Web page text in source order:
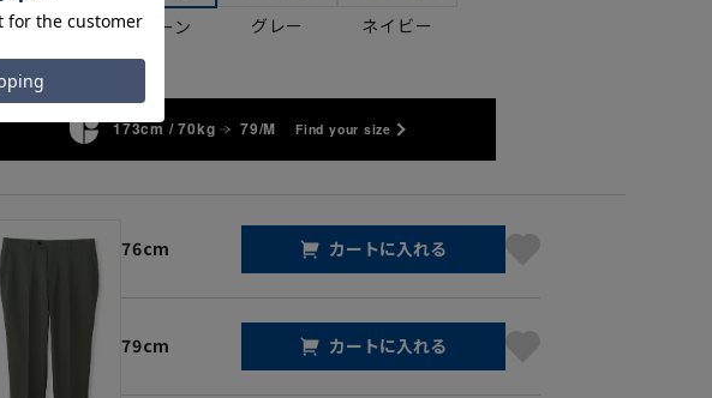
ブラック グリーン グレー ネイビー
173cm / 70kg 79/M Find your size
76cm カートに入れる
79cm カートに入れる